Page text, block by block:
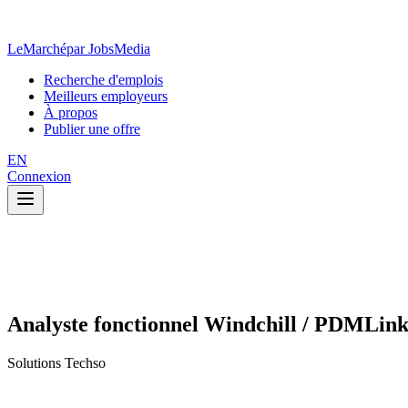
LeMarchépar JobsMedia
Recherche d'emplois
Meilleurs employeurs
À propos
Publier une offre
EN
Connexion
Analyste fonctionnel Windchill / PDMLink
Solutions Techso